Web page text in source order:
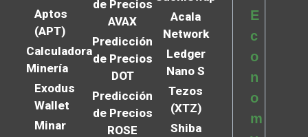
Aptos
(APT)
Calculadora
Minería
Exodus
Wallet
Minar
de Precios
AVAX
Predicción
de Precios
DOT
Predicción
de Precios
ROSE
Acala
Network
Ledger
Nano S
Tezos
(XTZ)
Shiba
E
c
o
n
o
m